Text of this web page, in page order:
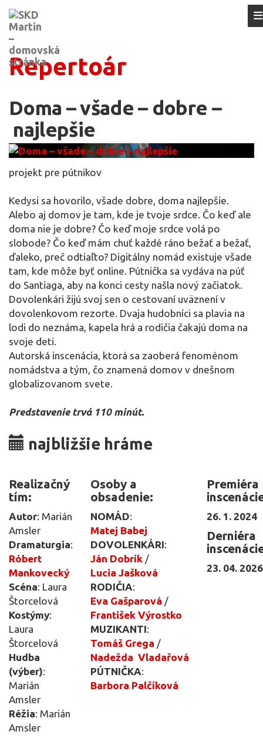
Repertoár
Doma – všade – dobre –
najlepšie
projekt pre pútnikov
Kedysi sa hovorilo, všade dobre, doma najlepšie.
Alebo aj domov je tam, kde je tvoje srdce. Čo keď ale
doma nie je dobre? Čo keď moje srdce volá po
slobode? Čo keď mám chuť každé ráno bežať a bežať,
ďaleko, preč odtiaľto? Digitálny nomád existuje všade
tam, kde môže byť online. Pútnička sa vydáva na púť
do Santiaga, aby na konci cesty našla nový začiatok.
Dovolenkári žijú svoj sen o cestovaní uväznení v
dovolenkovom rezorte. Dvaja hudobníci sa plavia na
lodi do neznáma, kapela hrá a rodičia čakajú doma na
svoje deti.
Autorská inscenácia, ktorá sa zaoberá fenoménom
nomádstva a tým, čo znamená domov v dnešnom
globalizovanom svete.
Predstavenie trvá 110 minút.
najbližšie hráme
Realizačný
tím:
Autor: Marián
Amsler
Dramaturgia:
Róbert
Mankovecký
Scéna: Laura
Štorcelová
Kostýmy:
Laura
Štorcelová
Hudba
(výber):
Marián
Amsler
Réžia: Marián
Amsler
Osoby a
obsadenie:
NOMÁD:
Matej Babej
DOVOLENKÁRI:
Ján Dobrík /
Lucia Jašková
RODIČIA:
Eva Gašparová /
František Výrostko
MUZIKANTI:
Tomáš Grega /
Nadežda Vladařová
PÚTNIČKA:
Barbora Palčíková
Premiéra
26. 1. 2024
Derniéra
23. 04. 2026